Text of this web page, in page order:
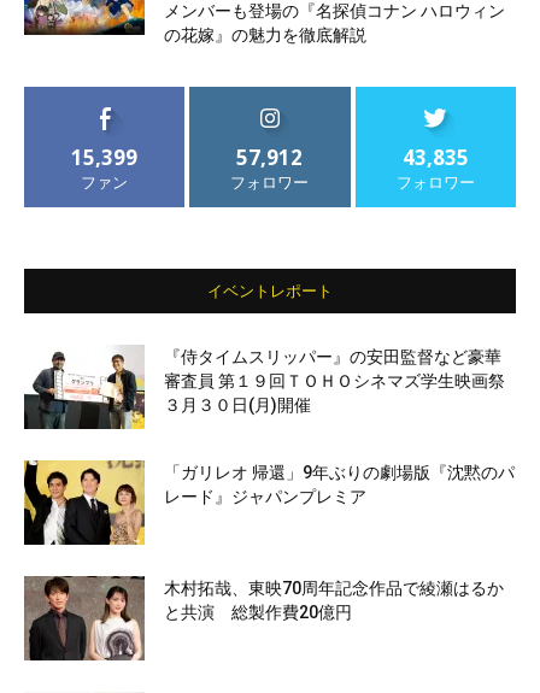
メンバーも登場の『名探偵コナン ハロウィン
の花嫁』の魅力を徹底解説
15,399
ファン
57,912
フォロワー
43,835
フォロワー
イベントレポート
『侍タイムスリッパー』の安田監督など豪華
審査員 第１９回ＴＯＨＯシネマズ学生映画祭
３月３０日(月)開催
「ガリレオ 帰還」9年ぶりの劇場版『沈黙のパ
レード』ジャパンプレミア
木村拓哉、東映70周年記念作品で綾瀬はるか
と共演 総製作費20億円